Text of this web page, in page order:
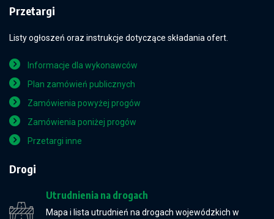
Przetargi
Listy ogłoszeń oraz instrukcje dotyczące składania ofert.
Informacje dla wykonawców
Plan zamówień publicznych
Zamówienia powyżej progów
Zamówienia poniżej progów
Przetargi inne
Drogi
Utrudnienia na drogach
Mapa i lista utrudnień na drogach wojewódzkich w